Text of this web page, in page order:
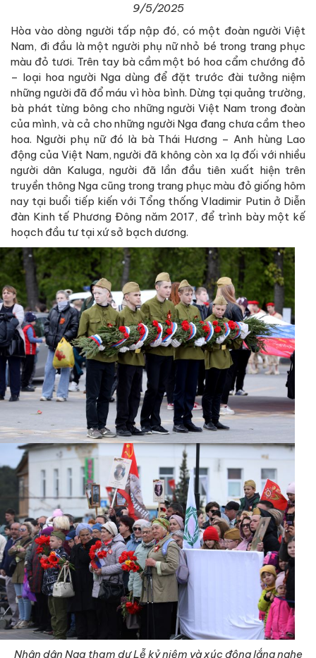
9/5/2025
Hòa vào dòng người tấp nập đó, có một đoàn người Việt
Nam, đi đầu là một người phụ nữ nhỏ bé trong trang phục
màu đỏ tươi. Trên tay bà cầm một bó hoa cẩm chướng đỏ
– loại hoa người Nga dùng để đặt trước đài tưởng niệm
những người đã đổ máu vì hòa bình. Dừng tại quảng trường,
bà phát từng bông cho những người Việt Nam trong đoàn
của mình, và cả cho những người Nga đang chưa cầm theo
hoa. Người phụ nữ đó là bà Thái Hương – Anh hùng Lao
động của Việt Nam, người đã không còn xa lạ đối với nhiều
người dân Kaluga, người đã lần đầu tiên xuất hiện trên
truyền thông Nga cũng trong trang phục màu đỏ giống hôm
nay tại buổi tiếp kiến với Tổng thống Vladimir Putin ở Diễn
đàn Kinh tế Phương Đông năm 2017, để trình bày một kế
hoạch đầu tư tại xứ sở bạch dương.
Nhân dân Nga tham dự Lễ kỷ niệm và xúc động lắng nghe